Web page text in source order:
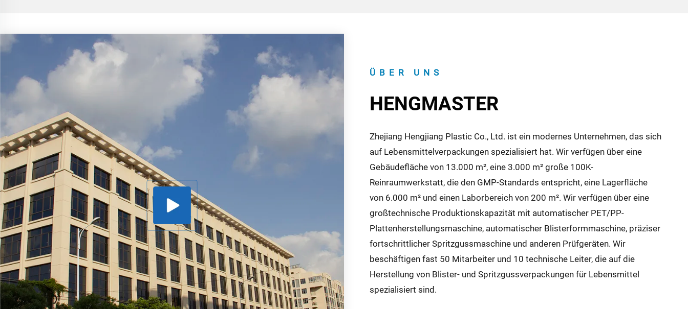
ÜBER UNS
HENGMASTER
Zhejiang Hengjiang Plastic Co., Ltd. ist ein modernes Unternehmen, das sich
auf Lebensmittelverpackungen spezialisiert hat. Wir verfügen über eine
Gebäudefläche von 13.000 m², eine 3.000 m² große 100K-
Reinraumwerkstatt, die den GMP-Standards entspricht, eine Lagerfläche
von 6.000 m² und einen Laborbereich von 200 m². Wir verfügen über eine
großtechnische Produktionskapazität mit automatischer PET/PP-
Plattenherstellungsmaschine, automatischer Blisterformmaschine, präziser
fortschrittlicher Spritzgussmaschine und anderen Prüfgeräten. Wir
beschäftigen fast 50 Mitarbeiter und 10 technische Leiter, die auf die
Herstellung von Blister- und Spritzgussverpackungen für Lebensmittel
spezialisiert sind.